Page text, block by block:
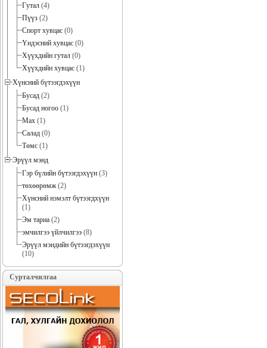
Гутал (4)
Пүүз (2)
Спорт хувцас (0)
Үндэсний хувцас (0)
Хүүхдийн гутал (0)
Хүүхдийн хувцас (1)
Хүнсний бүтээгдэхүүн
Бусад (2)
Бусад ногоо (1)
Мах (1)
Салад (0)
Төмс (1)
Эрүүл мэнд
Гэр бүлийн бүтээгдэхүүн (3)
төхөөрөмж(2)
Хүнсний нэмэлт бүтээгдхүүн
(1)
Эм тариа (2)
эмчилгээ үйлчилгээ (8)
Эрүүл мэндийн бүтээгдэхүүн
(10)
Сурталчилгаа